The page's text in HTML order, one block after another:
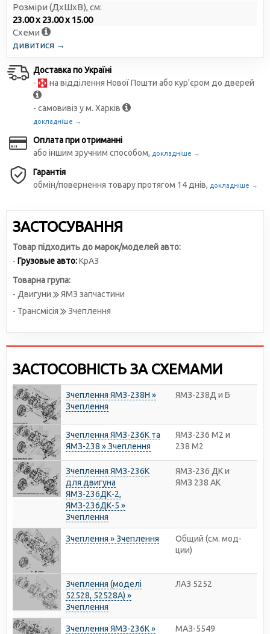
Розміри (ДxШxВ), см:
23.00 x 23.00 x 15.00
Схеми
дивитися →
Доставка по Україні
-
на відділення Нової Пошти або кур'єром до дверей
- самовивіз у м. Харків
докладніше →
Оплата при отриманні
або іншим зручним способом, докладніше →
Гарантія
обмін/повернення товару протягом 14 днів, докладніше →
ЗАСТОСУВАННЯ
Товар підходить до марок/моделей авто:
- Грузовые авто:КрАЗ
Товарна група:
- Двигуни
ЯМЗ запчастини
- Трансмісія
Зчеплення
ЗАСТОСОВНІСТЬ ЗА СХЕМАМИ
Зчеплення ЯМЗ-238Н »
Зчеплення
ЯМЗ-238Д и Б
Зчеплення ЯМЗ-236К та
ЯМЗ-238 » Зчеплення
ЯМЗ-236 М2 и
238 М2
Зчеплення ЯМЗ-236К
для двигуна
ЯМЗ-236ДК-2,
ЯМЗ-236ДК-5 »
Зчеплення
ЯМЗ-236 ДК и
ЯМЗ 238 АК
Зчеплення » Зчеплення
Общий (см. мод-
ции)
Зчеплення (моделі
52528, 52528А) »
Зчеплення
ЛАЗ 5252
Зчеплення ЯМЗ-236К »
МАЗ-5549